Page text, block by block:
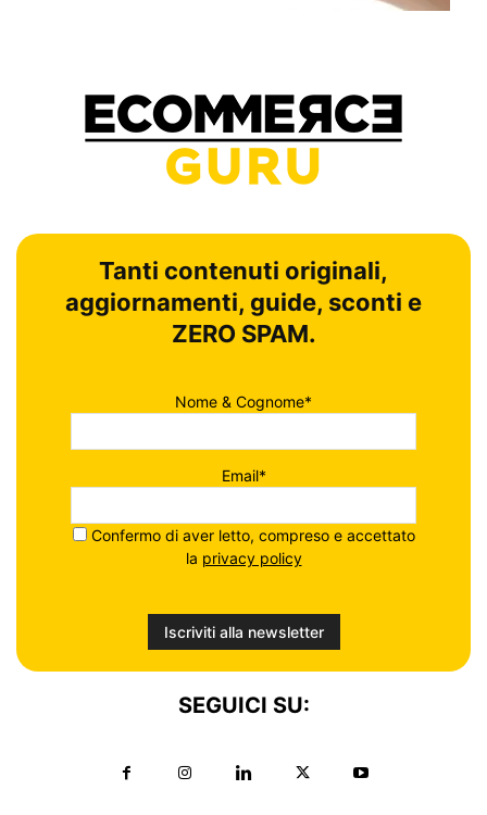
Tanti contenuti originali,
aggiornamenti, guide, sconti e
ZERO SPAM.
Nome & Cognome*
Email*
Confermo di aver letto, compreso e accettato
la privacy policy
SEGUICI SU: